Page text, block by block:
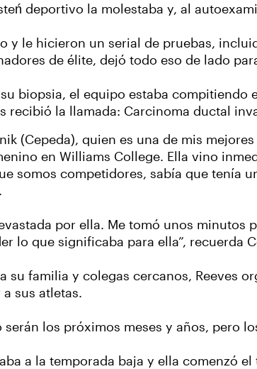
deportivo la molestaba y, al
y le hicieron un serial de pruebas,
de élite, dejó todo eso de lado
biopsia, el equipo estaba
recibió la llamada: Carcinoma ductal
(Cepeda), quien es una de mis
en Williams College. Ella vino
somos competidores, sabía que tenía
por ella. Me tomó unos minutos
lo que significaba para ella”, recuerda
su familia y colegas cercanos, Reeves
sus atletas.
serán los próximos meses y años, pero
a la temporada baja y ella comenzó